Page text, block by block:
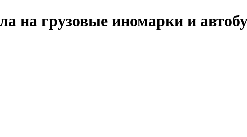
на грузовые иномарки и